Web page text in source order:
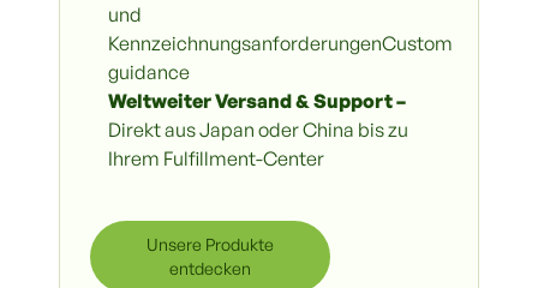
und
KennzeichnungsanforderungenCustom
guidance
Weltweiter Versand & Support –
Direkt aus Japan oder China bis zu
Ihrem Fulfillment-Center
Unsere Produkte
entdecken